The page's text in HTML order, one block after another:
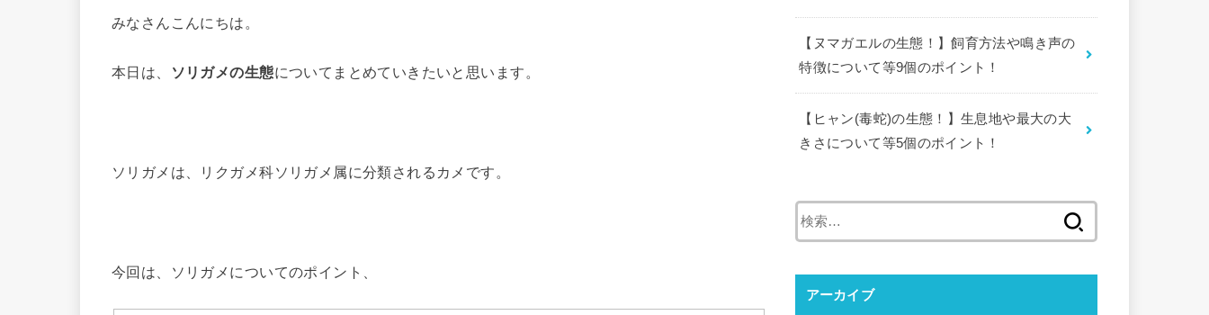
みなさんこんにちは。
本日は、 ソリガメの生態についてまとめていきたいと思います。
ソリガメは、リクガメ科ソリガメ属に分類されるカメです。
今回は、ソリガメについてのポイント、
【ヌマガエルの生態！】飼育方法や鳴き声の
特徴について等9個のポイント！
【ヒャン(毒蛇)の生態！】生息地や最大の大
きさについて等5個のポイント！
索:
アーカイブ